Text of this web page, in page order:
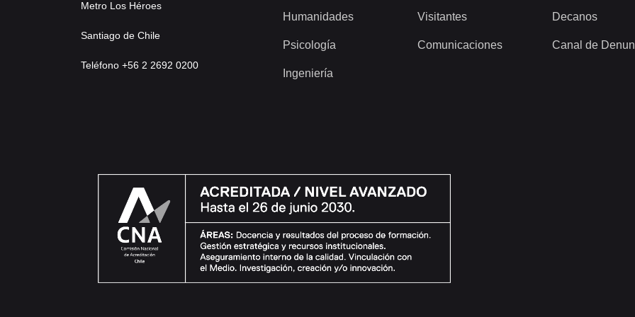
Metro Los Héroes
Santiago de Chile
Teléfono +56 2 2692 0200
Humanidades
Psicología
Ingeniería
Visitantes
Comunicaciones
Decanos
Canal de